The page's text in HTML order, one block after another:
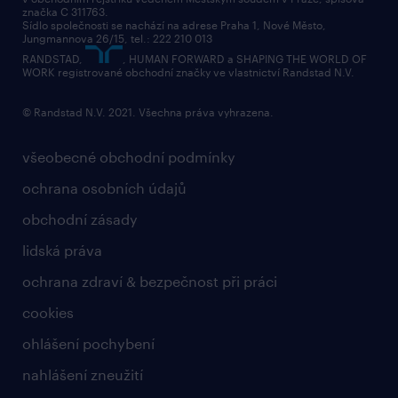
přidej se k nám
kontakty & pobočky
bezpečnostní politika
všeobecné obchodní podmínky
ochrana osobních údajů
obchodní zásady
lidská práva
ochrana zdraví & bezpečnost při práci
cookies
ohlášení pochybení
nahlášení zneužití
značka C 311763.
Sídlo společnosti se nachází na adrese Praha 1, Nové Město,
Jungmannova 26/15, tel.: 222 210 013
RANDSTAD,
, HUMAN FORWARD a SHAPING THE WORLD OF
WORK registrované obchodní značky ve vlastnictví Randstad N.V.
© Randstad N.V. 2021. Všechna práva vyhrazena.